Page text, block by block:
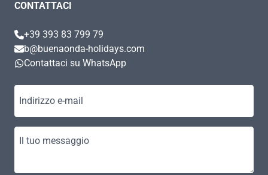
CONTATTACI
+39 393 83 799 79
b@buenaonda-holidays.com
Contattaci su WhatsApp
Indirizzo e-mail
Il tuo messaggio